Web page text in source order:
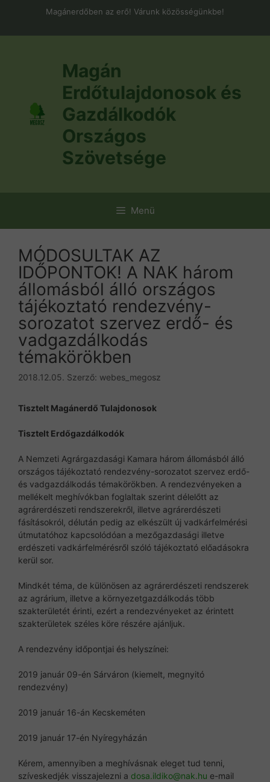
Magánerdőben az erő! Várunk közösségünkbe!
Magán
Erdőtulajdonosok és
Gazdálkodók
Országos
Szövetsége
Menü
MÓDOSULTAK AZ
IDŐPONTOK! A NAK három
állomásból álló országos
tájékoztató rendezvény-
sorozatot szervez erdő- és
vadgazdálkodás
témakörökben
2018.12.05. Szerző: webes_megosz
Tisztelt Magánerdő Tulajdonosok
Tisztelt Erdőgazdálkodók
A Nemzeti Agrárgazdasági Kamara három állomásból álló
országos tájékoztató rendezvény-sorozatot szervez erdő-
és vadgazdálkodás témakörökben. A rendezvényeken a
mellékelt meghívókban foglaltak szerint délelőtt az
agrárerdészeti rendszerekről, illetve agrárerdészeti
fásításokról, délután pedig az elkészült új vadkárfelmérési
útmutatóhoz kapcsolódóan a mezőgazdasági illetve
erdészeti vadkárfelmérésről szóló tájékoztató előadásokra
kerül sor.
Mindkét téma, de különösen az agrárerdészeti rendszerek
az agrárium, illetve a környezetgazdálkodás több
szakterületét érinti, ezért a rendezvényeket az érintett
szakterületek széles köre részére ajánljuk.
A rendezvény időpontjai és helyszínei:
2019 január 09-én Sárváron (kiemelt, megnyitó
rendezvény)
2019 január 16-án Kecskeméten
2019 január 17-én Nyíregyházán
Kérem, amennyiben a meghívásnak eleget tud tenni,
szíveskedjék visszajelezni a dosa.ildiko@nak.hu e-mail